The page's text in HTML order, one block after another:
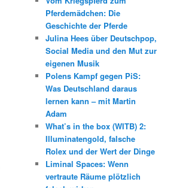
Pferdemädchen: Die
Geschichte der Pferde
Julina Hees über Deutschpop,
Social Media und den Mut zur
eigenen Musik
Polens Kampf gegen PiS:
Was Deutschland daraus
lernen kann – mit Martin
Adam
What’s in the box (WITB) 2:
Illuminatengold, falsche
Rolex und der Wert der Dinge
Liminal Spaces: Wenn
vertraute Räume plötzlich